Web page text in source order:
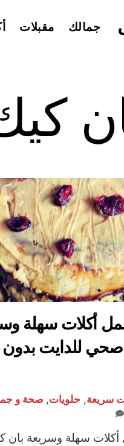
جمالك مقبلات
أكلات سهلة
للدايت بدون
سريعة, حلويات, صحة و
سهلة وسريعة بان